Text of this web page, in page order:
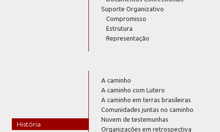
Suporte Organizativo
Compromisso
Estrutura
Representação
História
A caminho
A caminho com Lutero
A caminho em terras brasileiras
Comunidades juntas no caminho
Nuvem de testemunhas
Organizações em retrospectiva